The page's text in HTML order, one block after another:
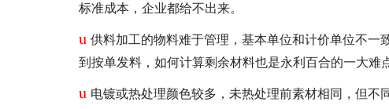
标准成本，企业都给不出来。
u 供料加工的物料难于管理，基本单位和计价单位不
到按单发料，如何计算剩余材料也是永利百合的一大难
u 电镀或热处理颜色较多，未热处理前素材相同，但不